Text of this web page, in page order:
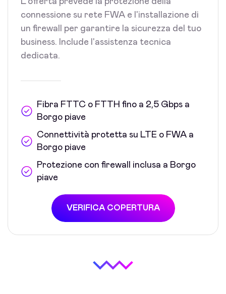
connessione su rete FWA e l'installazione di
un firewall per garantire la sicurezza del tuo
business. Include l'assistenza tecnica
dedicata.
Fibra FTTC o FTTH fino a 2,5 Gbps a
Borgo piave
Connettività protetta su LTE o FWA a
Borgo piave
Protezione con firewall inclusa a Borgo
piave
VERIFICA COPERTURA